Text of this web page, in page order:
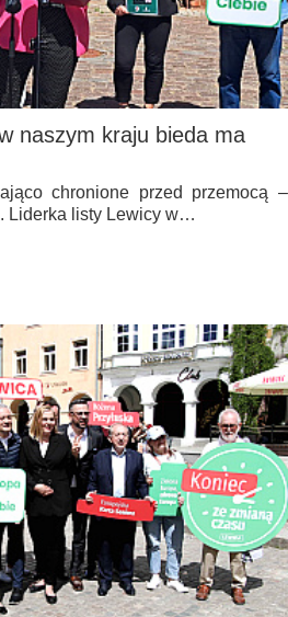
naszym kraju bieda ma
chronione przed przemocą –
Liderka listy Lewicy w…